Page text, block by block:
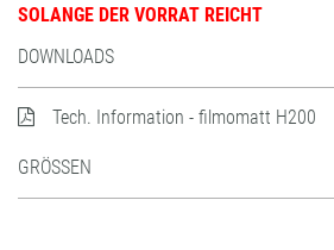
SOLANGE DER VORRAT REICHT
DOWNLOADS
Tech. Information - filmomatt H200
GRÖSSEN